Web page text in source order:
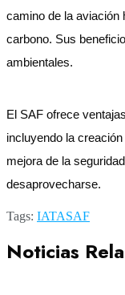
camino de la aviación
carbono. Sus
ambientales.
El SAF ofrece
incluyendo la
mejora de la
Tags: IATASAF
Noticias